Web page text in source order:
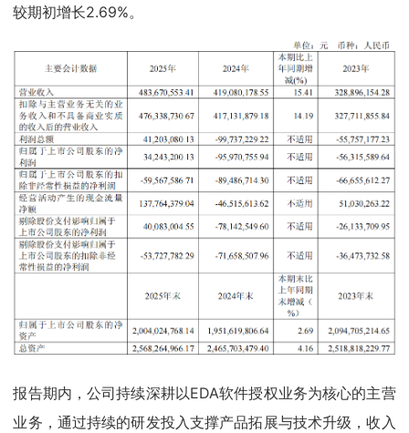
较期初增长2.69%。
报告期内，公司持续深耕以EDA软件授权业务为核心的主营
业务，通过持续的研发投入支撑产品拓展与技术升级，收入